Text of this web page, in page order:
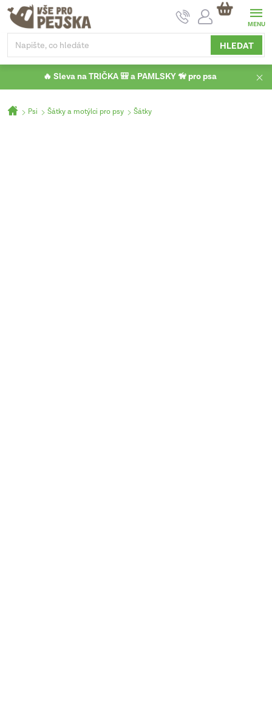
Přejít
obsah
HLEDAT
NÁKUPNÍ
KOŠÍK
🔥 Sleva na TRIČKA 🎒 a PAMLSKY 🦮 pro psa
Domů
Psi Šátky a motýlci pro psy Šátky